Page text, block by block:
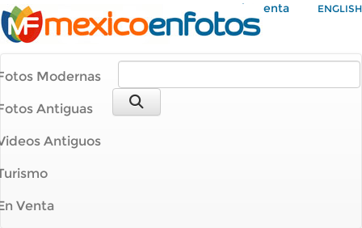
Mi Cuenta ENGLISH
Modernas
Antiguas
Antiguos
Venta